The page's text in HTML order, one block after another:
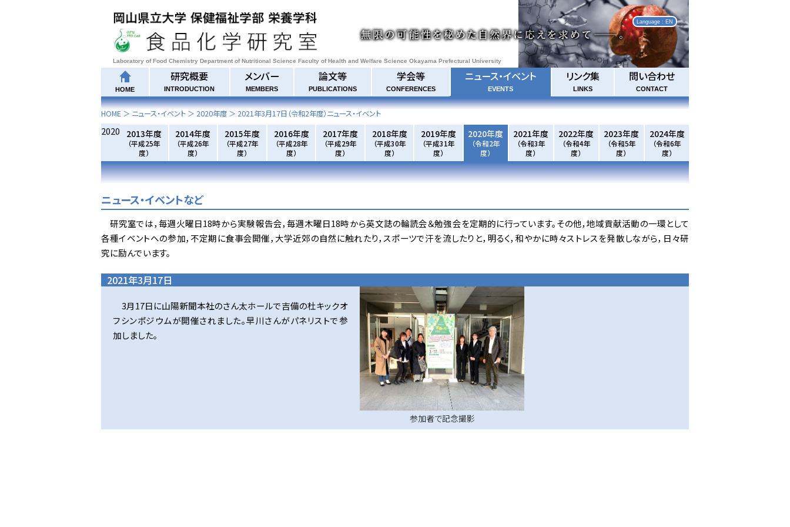
Laboratory of Food Chemistry Department of Nutritional Science Faculty of Health and Welfare Science Okayama Prefectural University
Language : EN
HOME
研究概要
INTRODUCTION
メンバー
MEMBERS
論文等
PUBLICATIONS
学会等
CONFERENCES
ニュース・イベント
EVENTS
リンク集
LINKS
問い合わせ
CONTACT
HOME ＞ ニュース・イベント ＞ 2020年度 ＞ 2021年3月17日 （令和2年度）ニュース・イベント
2020 2013年度
（平成25年
度）
2014年度
（平成26年
度）
2015年度
（平成27年
度）
2016年度
（平成28年
度）
2017年度
（平成29年
度）
2018年度
（平成30年
度）
2019年度
（平成31年
度）
2020年度
（令和2年
度）
2021年度
（令和3年
度）
2022年度
（令和4年
度）
2023年度
（令和5年
度）
2024年度
（令和6年
度）
ニュース・イベントなど
研究室では，毎週火曜日18時から実験報告会，毎週木曜日18時から英文誌の輪読会＆勉強会を定期的に行っています。その他，地域貢献活動の一環として
各種イベントへの参加，不定期に食事会開催，大学近郊の自然に触れたり，スポーツで汗を流したりと，明るく，和やかに時々ストレスを発散しながら，日々研
究に励んでいます。
2021年3月17日
3月17日に山陽新聞本社のさん太ホールで吉備の杜キックオ
フシンポジウムが開催されました。早川さんがパネリストで参
加しました。
参加者で記念撮影